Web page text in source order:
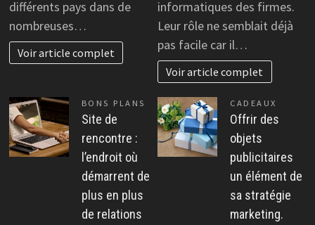
différents pays dans de
nombreuses…
Voir article complet
informatiques des firmes.
Leur rôle ne semblait déjà
pas facile car il…
Voir article complet
BONS PLANS
Site de
rencontre :
l’endroit où
démarrent de
plus en plus
de relations
CADEAUX
Offrir des
objets
publicitaires
un élément de
sa stratégie
marketing.